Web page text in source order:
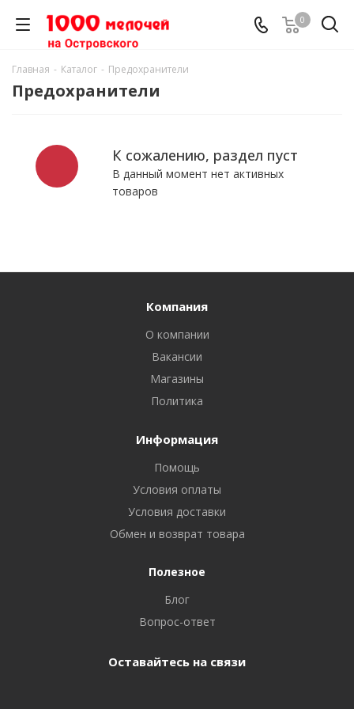
0
Главная - Каталог - Предохранители
Предохранители
К сожалению, раздел пуст
В данный момент нет активных
товаров
Компания
О компании
Вакансии
Магазины
Политика
Информация
Помощь
Условия оплаты
Условия доставки
Обмен и возврат товара
Полезное
Блог
Вопрос-ответ
Оставайтесь на связи